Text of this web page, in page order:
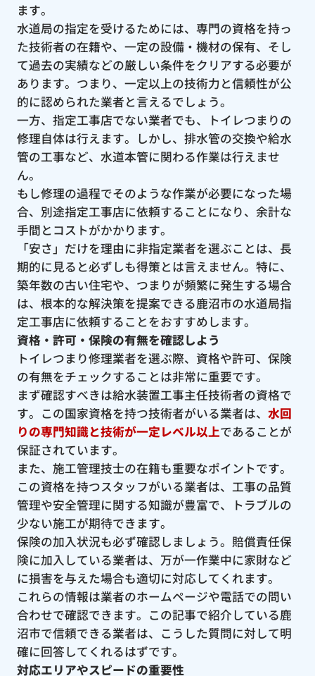
ます。
水道局の指定を受けるためには、専門の資格を持っ
た技術者の在籍や、一定の設備・機材の保有、そし
て過去の実績などの厳しい条件をクリアする必要が
あります。つまり、一定以上の技術力と信頼性が公
的に認められた業者と言えるでしょう。
一方、指定工事店でない業者でも、トイレつまりの
修理自体は行えます。しかし、排水管の交換や給水
管の工事など、水道本管に関わる作業は行えませ
ん。
もし修理の過程でそのような作業が必要になった場
合、別途指定工事店に依頼することになり、余計な
手間とコストがかかります。
「安さ」だけを理由に非指定業者を選ぶことは、長
期的に見ると必ずしも得策とは言えません。特に、
築年数の古い住宅や、つまりが頻繁に発生する場合
は、根本的な解決策を提案できる鹿沼市の水道局指
定工事店に依頼することをおすすめします。
資格・許可・保険の有無を確認しよう
トイレつまり修理業者を選ぶ際、資格や許可、保険
の有無をチェックすることは非常に重要です。
まず確認すべきは給水装置工事主任技術者の資格で
す。この国家資格を持つ技術者がいる業者は、 水回
りの専門知識と技術が一定レベル以上であることが
保証されています。
また、施工管理技士の在籍も重要なポイントです。
この資格を持つスタッフがいる業者は、工事の品質
管理や安全管理に関する知識が豊富で、トラブルの
少ない施工が期待できます。
保険の加入状況も必ず確認しましょう。賠償責任保
険に加入している業者は、万が一作業中に家財など
に損害を与えた場合も適切に対応してくれます。
これらの情報は業者のホームページや電話での問い
合わせで確認できます。この記事で紹介している鹿
沼市で信頼できる業者は、こうした質問に対して明
確に回答してくれるはずです。
対応エリアやスピードの重要性